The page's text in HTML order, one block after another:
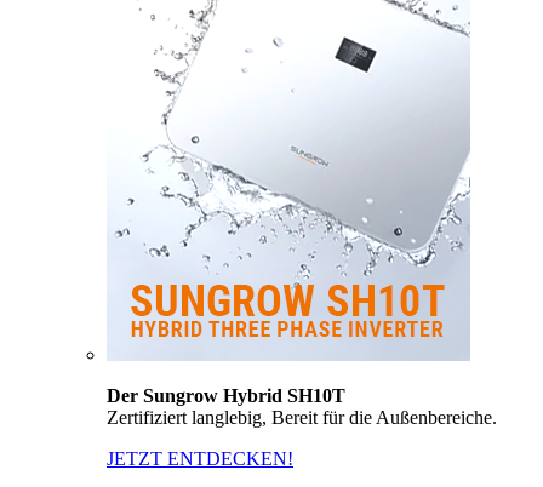
Der Sungrow Hybrid SH10T
Zertifiziert langlebig, Bereit für die Außenbereiche.
JETZT ENTDECKEN!